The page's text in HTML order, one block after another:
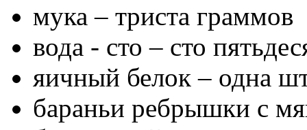
мука – триста граммов
вода - сто – сто
яичный белок – одна
бараньи ребрышки с